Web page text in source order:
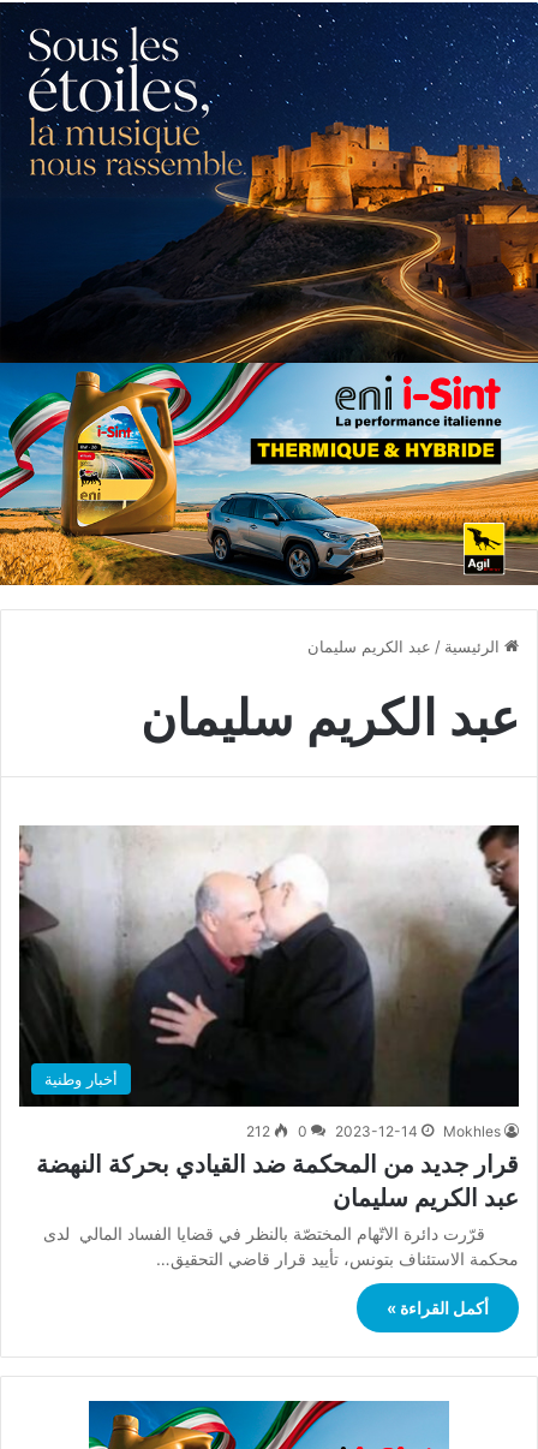
الرئيسية / عبد الكريم سليمان
عبد الكريم سليمان
أخبار وطنية
Mokhles
2023-12-14
0
212
قرار جديد من المحكمة ضد القيادي بحركة النهضة
عبد الكريم سليمان
قرّرت دائرة الاتّهام المختصّة بالنظر في قضايا الفساد المالي لدى
محكمة الاستئناف بتونس، تأييد قرار قاضي التحقيق…
أكمل القراءة »